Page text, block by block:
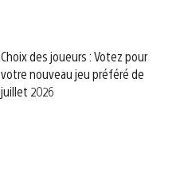
Choix des joueurs : Votez pour
votre nouveau jeu préféré de
juillet 2026